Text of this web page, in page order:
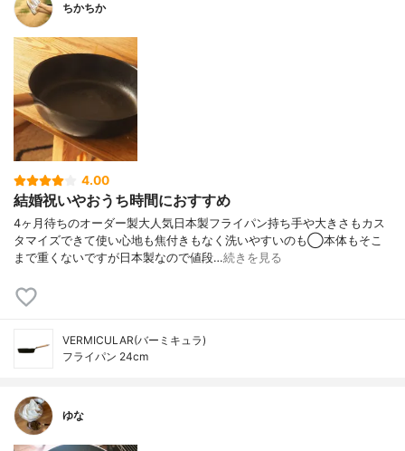
ちかちか
4.00
結婚祝いやおうち時間におすすめ
4ヶ月待ちのオーダー製大人気日本製フライパン持ち手や大きさもカス
タマイズできて使い心地も焦付きもなく洗いやすいのも◯本体もそこ
まで重くないですが日本製なので値段…続きを見る
VERMICULAR(バーミキュラ)
フライパン 24cm
ゆな